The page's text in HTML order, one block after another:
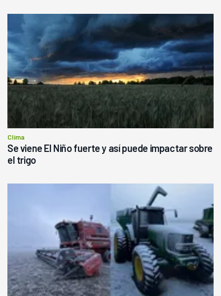
Clima
Se viene El Niño fuerte y así puede impactar sobre
el trigo